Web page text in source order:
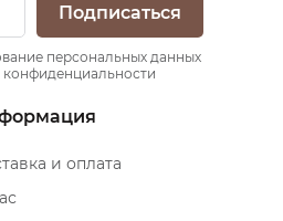
Подписаться
персональных данных
конфиденциальности
и оплата